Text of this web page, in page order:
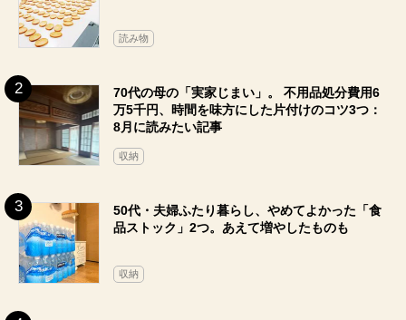
読み物
70代の母の「実家じまい」。 不用品処分費用6
万5千円、時間を味方にした片付けのコツ3つ：
8月に読みたい記事
収納
50代・夫婦ふたり暮らし、やめてよかった「食
品ストック」2つ。あえて増やしたものも
収納